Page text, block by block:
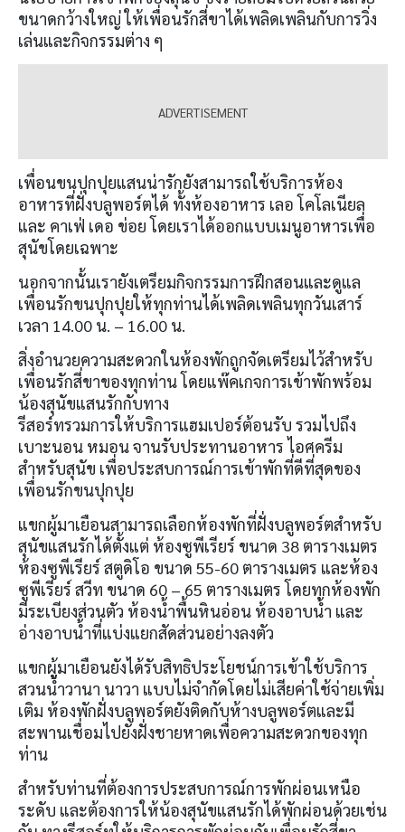
ขนาดกว้างใหญ่ ให้เพื่อนรักสี่ขาได้เพลิดเพลินกับการวิ่ง
เล่นและกิจกรรมต่าง ๆ
เพื่อนขนปุกปุยแสนน่ารักยังสามารถใช้บริการห้อง
อาหารที่ฝั่งบลูพอร์ตได้ ทั้งห้องอาหาร เลอ โคโลเนียล
และ คาเฟ่ เดอ ข่อย โดยเราได้ออกแบบเมนูอาหารเพื่อ
สุนัขโดยเฉพาะ
นอกจากนั้นเรายังเตรียมกิจกรรมการฝึกสอนและดูแล
เพื่อนรักขนปุกปุยให้ทุกท่านได้เพลิดเพลินทุกวันเสาร์
เวลา 14.00 น. – 16.00 น.
สิ่งอำนวยความสะดวกในห้องพักถูกจัดเตรียมไว้สำหรับ
เพื่อนรักสี่ขาของทุกท่าน โดยแพ๊คเกจการเข้าพักพร้อม
น้องสุนัขแสนรักกับทาง
รีสอร์ทรวมการให้บริการแฮมเปอร์ต้อนรับ รวมไปถึง
เบาะนอน หมอน จานรับประทานอาหาร ไอศครีม
สำหรับสุนัข เพื่อประสบการณ์การเข้าพักที่ดีที่สุดของ
เพื่อนรักขนปุกปุย
แขกผู้มาเยือนสามารถเลือกห้องพักที่ฝั่งบลูพอร์ตสำหรับ
สุนัขแสนรักได้ตั้งแต่ ห้องซูพีเรียร์ ขนาด 38 ตารางเมตร
ห้องซูพีเรียร์ สตูดิโอ ขนาด 55-60 ตารางเมตร และห้อง
ซูพีเรียร์ สวีท ขนาด 60 – 65 ตารางเมตร โดยทุกห้องพัก
มีระเบียงส่วนตัว ห้องน้ำพื้นหินอ่อน ห้องอาบน้ำ และ
อ่างอาบน้ำที่แบ่งแยกสัดส่วนอย่างลงตัว
แขกผู้มาเยือนยังได้รับสิทธิประโยชน์การเข้าใช้บริการ
สวนน้ำวานา นาวา แบบไม่จำกัดโดยไม่เสียค่าใช้จ่ายเพิ่ม
เติม ห้องพักฝั่งบลูพอร์ตยังติดกับห้างบลูพอร์ตและมี
สะพานเชื่อมไปยังฝั่งชายหาดเพื่อความสะดวกของทุก
ท่าน
สำหรับท่านที่ต้องการประสบการณ์การพักผ่อนเหนือ
ระดับ และต้องการให้น้องสุนัขแสนรักได้พักผ่อนด้วยเช่น